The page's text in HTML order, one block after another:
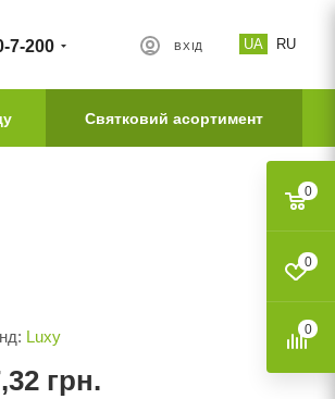
UA RU
ВХІД
7-200
Святковий асортимент
Luxy
грн.
0
0
0